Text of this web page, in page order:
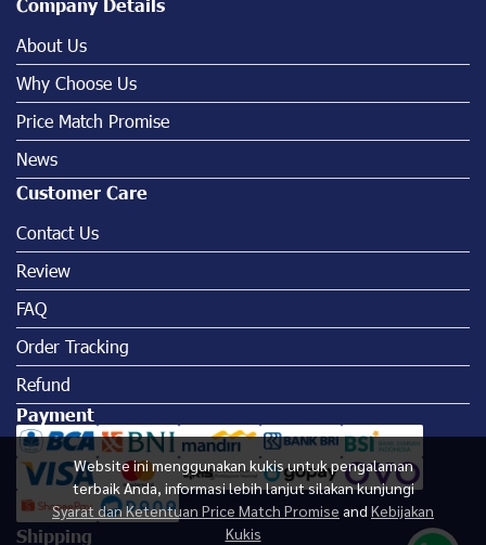
Website ini menggunakan kukis untuk pengalaman
terbaik Anda, informasi lebih lanjut silakan kunjungi
Syarat dan Ketentuan Price Match Promise and Kebijakan
Kukis
Company Details
About Us
Why Choose Us
Price Match Promise
News
Customer Care
Contact Us
Review
FAQ
Order Tracking
Refund
Payment
Shipping